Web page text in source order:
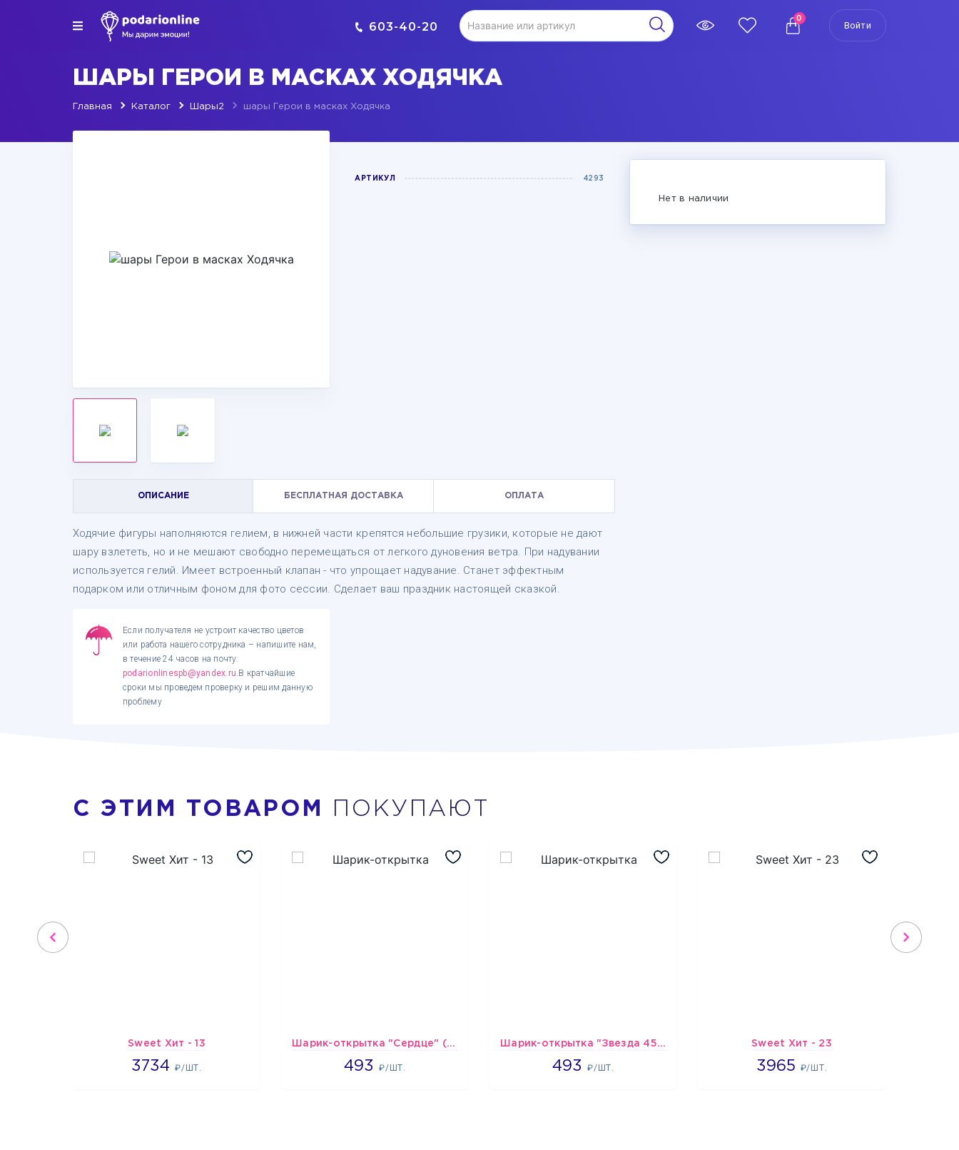
603-40-20
0
Войти
ШАРЫ ГЕРОИ В МАСКАХ ХОДЯЧКА
Главная Каталог Шары2 шары Герои в масках Ходячка
АРТИКУЛ 4293
ОПИСАНИЕ БЕСПЛАТНАЯ ДОСТАВКА ОПЛАТА
Ходячие фигуры наполняются гелием, в нижней части крепятся небольшие грузики, которые не дают
шару взлететь, но и не мешают свободно перемещаться от легкого дуновения ветра. При надувании
используется гелий. Имеет встроенный клапан - что упрощает надувание. Станет эффектным
подарком или отличным фоном для фото сессии. Сделает ваш праздник настоящей сказкой.
Если получателя не устроит качество цветов
или работа нашего сотрудника – напишите нам,
в течение 24 часов на почту:
podarionlinespb@yandex.ru.В кратчайшие
сроки мы проведем проверку и решим данную
проблему
Нет в наличии
С ЭТИМ ТОВАРОМ ПОКУПАЮТ
Sweet Хит - 13
3734₽/ШТ.
3734 Шарик-открытка "Сердце" (45 см) - 2
493₽/ШТ.
493 Шарик-открытка "Звезда 45 см" №1
493₽/ШТ.
493 Sweet Хит - 23
3965 ₽/ШТ.
3965